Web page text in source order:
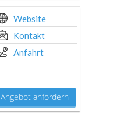
Website
Kontakt
Anfahrt
Angebot anfordern